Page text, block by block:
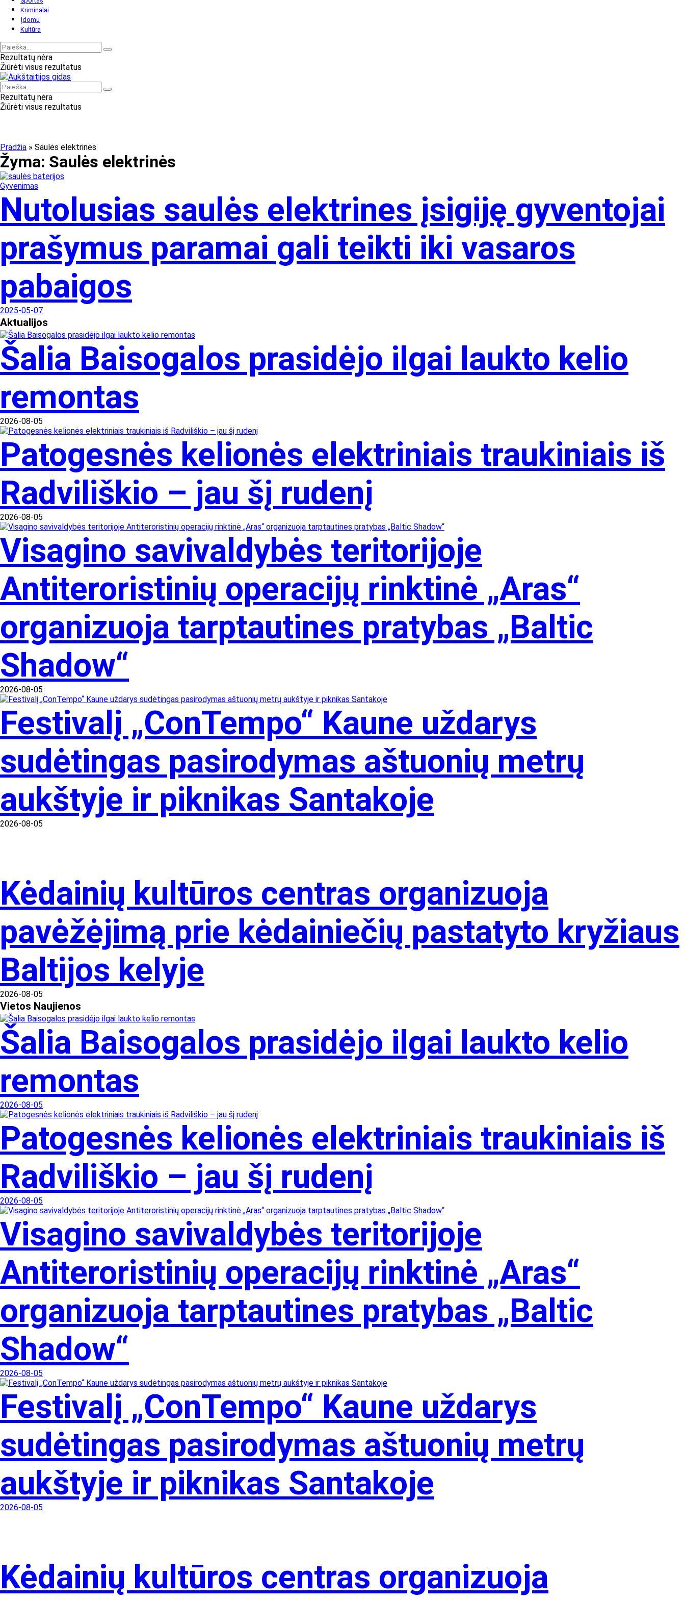
Kriminalai
Įdomu
Kultūra
Rezultatų nėra
Žiūrėti visus rezultatus
Rezultatų nėra
Žiūrėti visus rezultatus
Pradžia » Saulės elektrinės
Žyma: Saulės elektrinės
Gyvenimas
Nutolusias saulės elektrines įsigiję gyventojai
prašymus paramai gali teikti iki vasaros
pabaigos
2025-05-07
Aktualijos
Šalia Baisogalos prasidėjo ilgai laukto kelio
remontas
2026-08-05
Patogesnės kelionės elektriniais traukiniais iš
Radviliškio – jau šį rudenį
2026-08-05
Visagino savivaldybės teritorijoje
Antiteroristinių operacijų rinktinė „Aras“
organizuoja tarptautines pratybas „Baltic
Shadow“
2026-08-05
Festivalį „ConTempo“ Kaune uždarys
sudėtingas pasirodymas aštuonių metrų
aukštyje ir piknikas Santakoje
2026-08-05
Kėdainių kultūros centras organizuoja
pavėžėjimą prie kėdainiečių pastatyto kryžiaus
Baltijos kelyje
2026-08-05
Vietos Naujienos
Šalia Baisogalos prasidėjo ilgai laukto kelio
remontas
2026-08-05
Patogesnės kelionės elektriniais traukiniais iš
Radviliškio – jau šį rudenį
2026-08-05
Visagino savivaldybės teritorijoje
Antiteroristinių operacijų rinktinė „Aras“
organizuoja tarptautines pratybas „Baltic
Shadow“
2026-08-05
Festivalį „ConTempo“ Kaune uždarys
sudėtingas pasirodymas aštuonių metrų
aukštyje ir piknikas Santakoje
2026-08-05
Kėdainių kultūros centras organizuoja